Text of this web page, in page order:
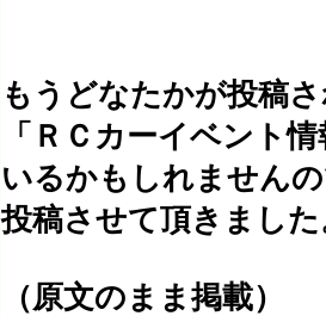
もうどなたかが投稿
「ＲＣカーイベント
いるかもしれません
投稿させて頂きました
（原文のまま掲載）